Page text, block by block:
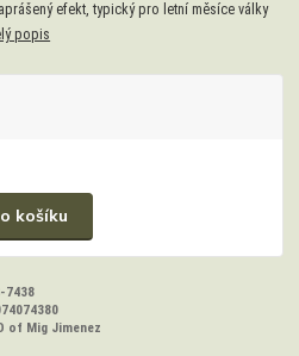
efekt, typický pro letní měsíce války
popis
košíku
7438
of Mig Jimenez